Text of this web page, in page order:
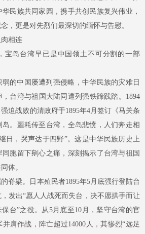
民族共同家园，携手共创民族复兴伟业，
，更是对先烈们最深切的缅怀与告慰。
肉相连
宝岛台湾早已是中国领土不可分割的一部
的中国屡遭列强侵略，中华民族的灾难日
台湾与祖国大陆同遭列强铁蹄践踏。 1894
迫战败的清政府于1895年4月签订《马关条
。噩耗传至台湾，全岛悲愤，人们奔走相
日，哭声达于四野”。这是中华民族历史上
胞留下剜心之痛，深刻揭示了台湾与祖国
体。
脊梁。日本殖民者1895年5月底强行登陆台
发出“愿人人战死而失台，决不愿拱手而让
台”之役。从5月底至10月，坚守台湾的官
肩作战，阵亡超过14000人，其惨烈“远足